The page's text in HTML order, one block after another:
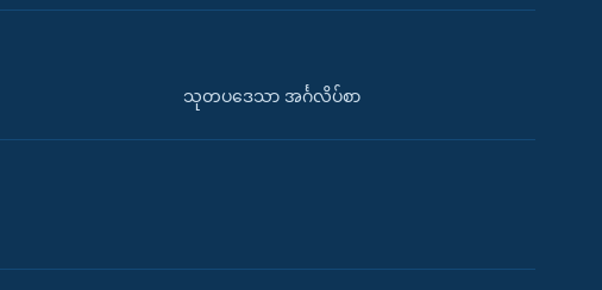
သုတပဒေသာ အင်္ဂလိပ်စာ